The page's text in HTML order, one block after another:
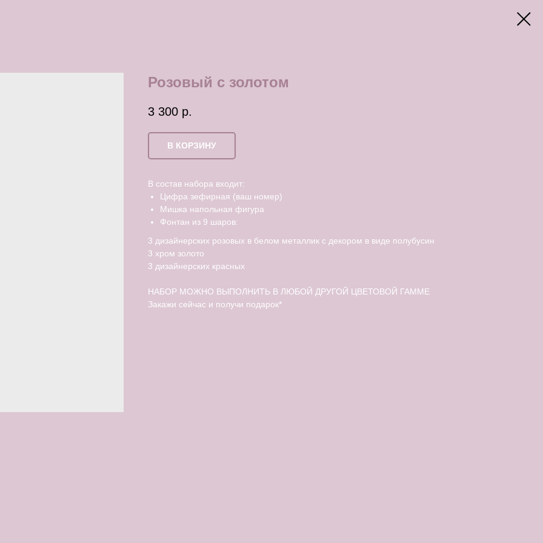
Розовый с золотом
3 300 р.
В КОРЗИНУ
В состав набора входит:
Цифра зефирная (ваш номер)
Мишка напольная фигура
Фонтан из 9 шаров:
3 дизайнерских розовых в белом металлик с декором в виде полубусин
3 хром золото
3 дизайнерских красных
НАБОР МОЖНО ВЫПОЛНИТЬ В ЛЮБОЙ ДРУГОЙ ЦВЕТОВОЙ ГАММЕ
Закажи сейчас и получи подарок*